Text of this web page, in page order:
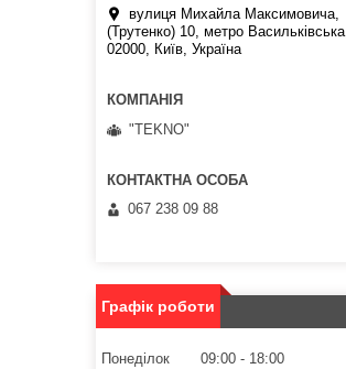
вулиця Михайла Максимовича,
(Трутенко) 10, метро Васильківська,
02000, Київ, Україна
"TEKNO"
067 238 09 88
Графік роботи
Понеділок 09:00
18:00